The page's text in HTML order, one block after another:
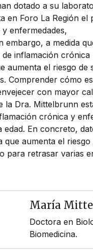
dotado a su
en Foro La Región
enfermedades,
embargo, a medida
inflamación crónica
aumenta el riesgo
Comprender cómo
con mayor
la Dra. Mittelbrunn
crónica y
edad. En concreto,
que aumenta el
para retrasar varias
María
Doctora en
Biomedicina.